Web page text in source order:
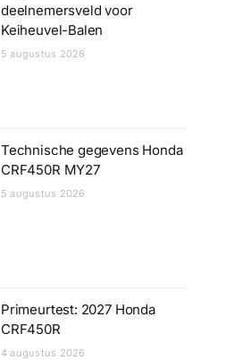
deelnemersveld voor
Keiheuvel-Balen
5 augustus 2026
Technische gegevens Honda
CRF450R MY27
5 augustus 2026
Primeurtest: 2027 Honda
CRF450R
4 augustus 2026